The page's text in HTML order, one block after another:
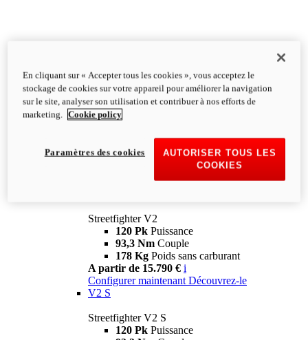
Streetfighter V2
120 Pk Puissance
93,3 Nm Couple
178 Kg Poids sans carburant
A partir de 15.790 € i
Configurer maintenant Découvrez-le
V2 S
Streetfighter V2 S
120 Pk Puissance
En cliquant sur « Accepter tous les cookies », vous acceptez le
stockage de cookies sur votre appareil pour améliorer la navigation
sur le site, analyser son utilisation et contribuer à nos efforts de
marketing.
Cookie policy
AUTORISER TOUS LES
COOKIES
Paramètres des cookies